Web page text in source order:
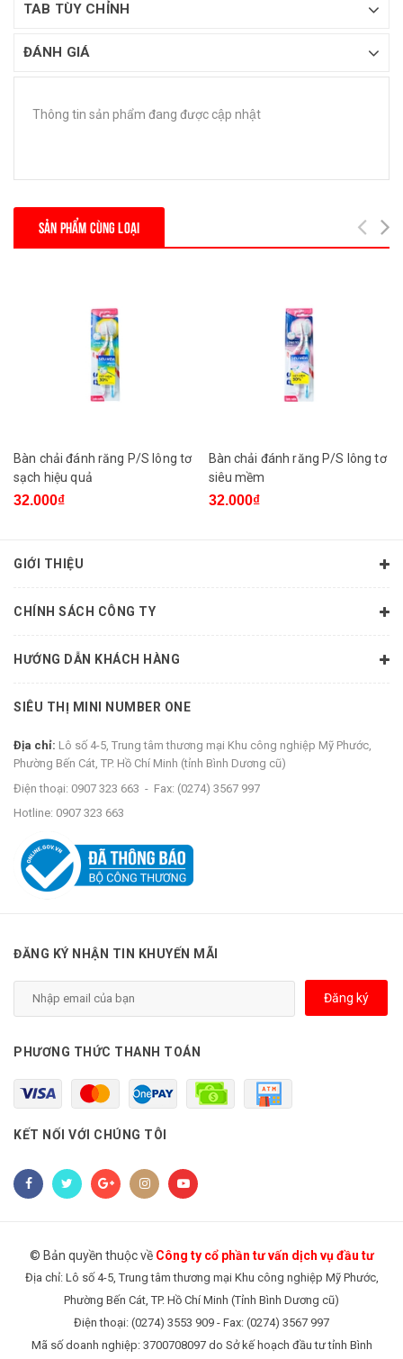
TAB TÙY CHỈNH
ĐÁNH GIÁ
Thông tin sản phẩm đang được cập nhật
SẢN PHẨM CÙNG LOẠI
Bàn chải đánh răng P/S lông tơ
sạch hiệu quả
32.000₫
Bàn chải đánh răng P/S lông tơ
siêu mềm
32.000₫
GIỚI THIỆU
CHÍNH SÁCH CÔNG TY
HƯỚNG DẪN KHÁCH HÀNG
SIÊU THỊ MINI NUMBER ONE
Địa chỉ: Lô số 4-5, Trung tâm thương mại Khu công nghiệp Mỹ Phước,
Phường Bến Cát, TP. Hồ Chí Minh (tỉnh Bình Dương cũ)
Điện thoại: 0907 323 663 - Fax: (0274) 3567 997
Hotline: 0907 323 663
ĐĂNG KÝ NHẬN TIN KHUYẾN MÃI
Đăng ký
PHƯƠNG THỨC THANH TOÁN
KẾT NỐI VỚI CHÚNG TÔI
© Bản quyền thuộc về Công ty cổ phần tư vấn dịch vụ đầu tư
Địa chỉ: Lô số 4-5, Trung tâm thương mại Khu công nghiệp Mỹ Phước,
Phường Bến Cát, TP. Hồ Chí Minh (Tỉnh Bình Dương cũ)
Điện thoại: (0274) 3553 909 - Fax: (0274) 3567 997
Mã số doanh nghiệp: 3700708097 do Sở kế hoạch đầu tư tỉnh Bình